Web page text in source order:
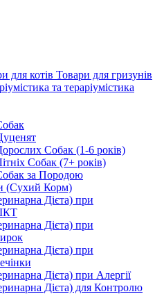
для котів Товари для гризунів
та тераріумістика
Собак (1-6 років)
Собак (7+ років)
за Породою
(Сухий Корм)
Дієта) при
Дієта) при
Дієта) при
Дієта) при Алергії
Дієта) для Контролю